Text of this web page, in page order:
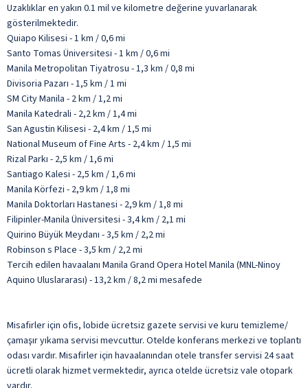
Uzaklıklar en yakın 0.1 mil ve kilometre değerine yuvarlanarak
gösterilmektedir.
Quiapo Kilisesi - 1 km / 0,6 mi
Santo Tomas Üniversitesi - 1 km / 0,6 mi
Manila Metropolitan Tiyatrosu - 1,3 km / 0,8 mi
Divisoria Pazarı - 1,5 km / 1 mi
SM City Manila - 2 km / 1,2 mi
Manila Katedrali - 2,2 km / 1,4 mi
San Agustin Kilisesi - 2,4 km / 1,5 mi
National Museum of Fine Arts - 2,4 km / 1,5 mi
Rizal Parkı - 2,5 km / 1,6 mi
Santiago Kalesi - 2,5 km / 1,6 mi
Manila Körfezi - 2,9 km / 1,8 mi
Manila Doktorları Hastanesi - 2,9 km / 1,8 mi
Filipinler-Manila Üniversitesi - 3,4 km / 2,1 mi
Quirino Büyük Meydanı - 3,5 km / 2,2 mi
Robinson s Place - 3,5 km / 2,2 mi
Tercih edilen havaalanı Manila Grand Opera Hotel Manila (MNL-Ninoy
Aquino Uluslararası) - 13,2 km / 8,2 mi mesafede
Misafirler için ofis, lobide ücretsiz gazete servisi ve kuru temizleme/
çamaşır yıkama servisi mevcuttur. Otelde konferans merkezi ve toplantı
odası vardır. Misafirler için havaalanından otele transfer servisi 24 saat
ücretli olarak hizmet vermektedir, ayrıca otelde ücretsiz vale otopark